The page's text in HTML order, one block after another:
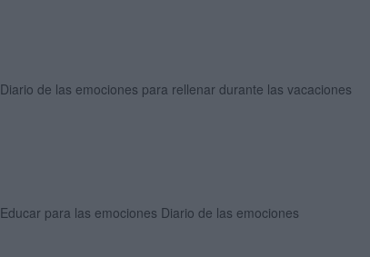
Diario de las emociones para rellenar durante las vacaciones
Educar para las emociones Diario de las emociones